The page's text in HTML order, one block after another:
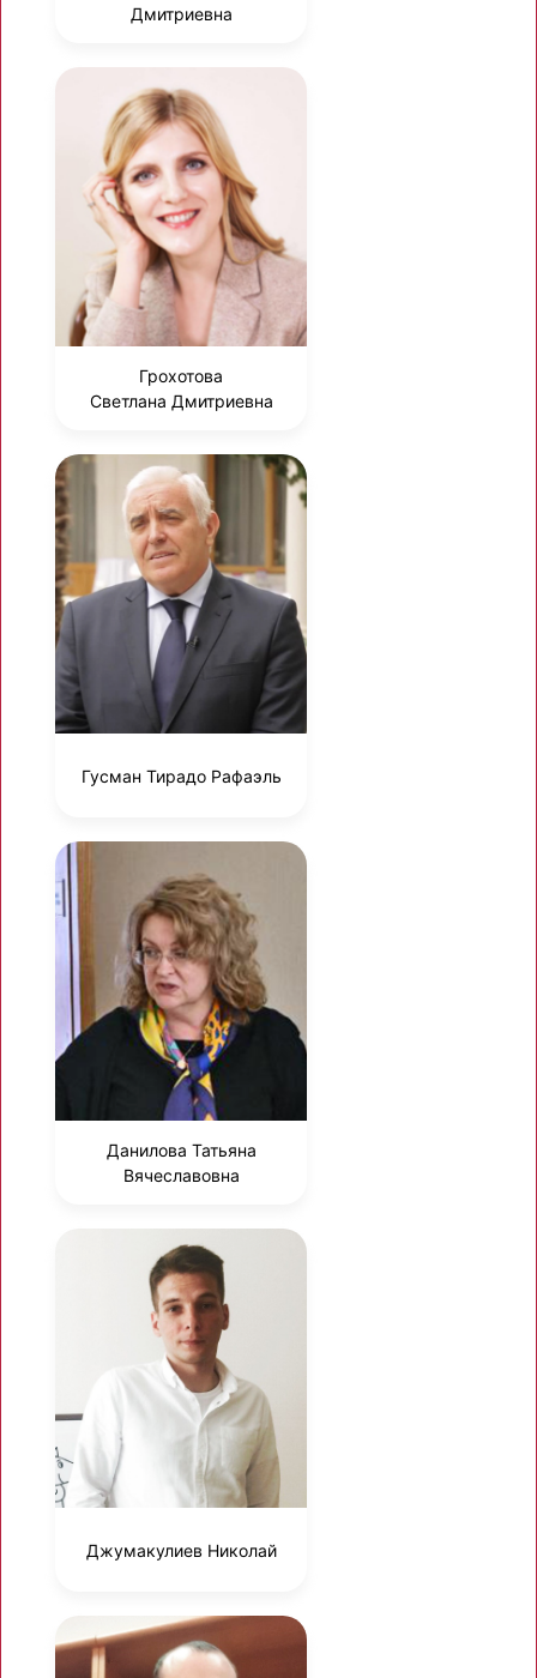
Дмитриевна
Грохотова
Светлана Дмитриевна
Гусман Тирадо Рафаэль
Данилова Татьяна
Вячеславовна
Джумакулиев Николай